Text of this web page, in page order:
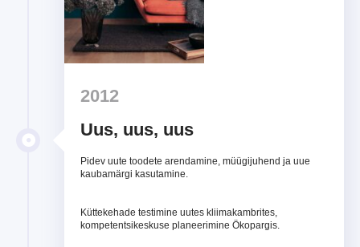
2012
Uus, uus, uus
Pidev uute toodete arendamine, müügijuhend ja uue
kaubamärgi kasutamine.
Küttekehade testimine uutes kliimakambrites,
kompetentsikeskuse planeerimine Ökopargis.